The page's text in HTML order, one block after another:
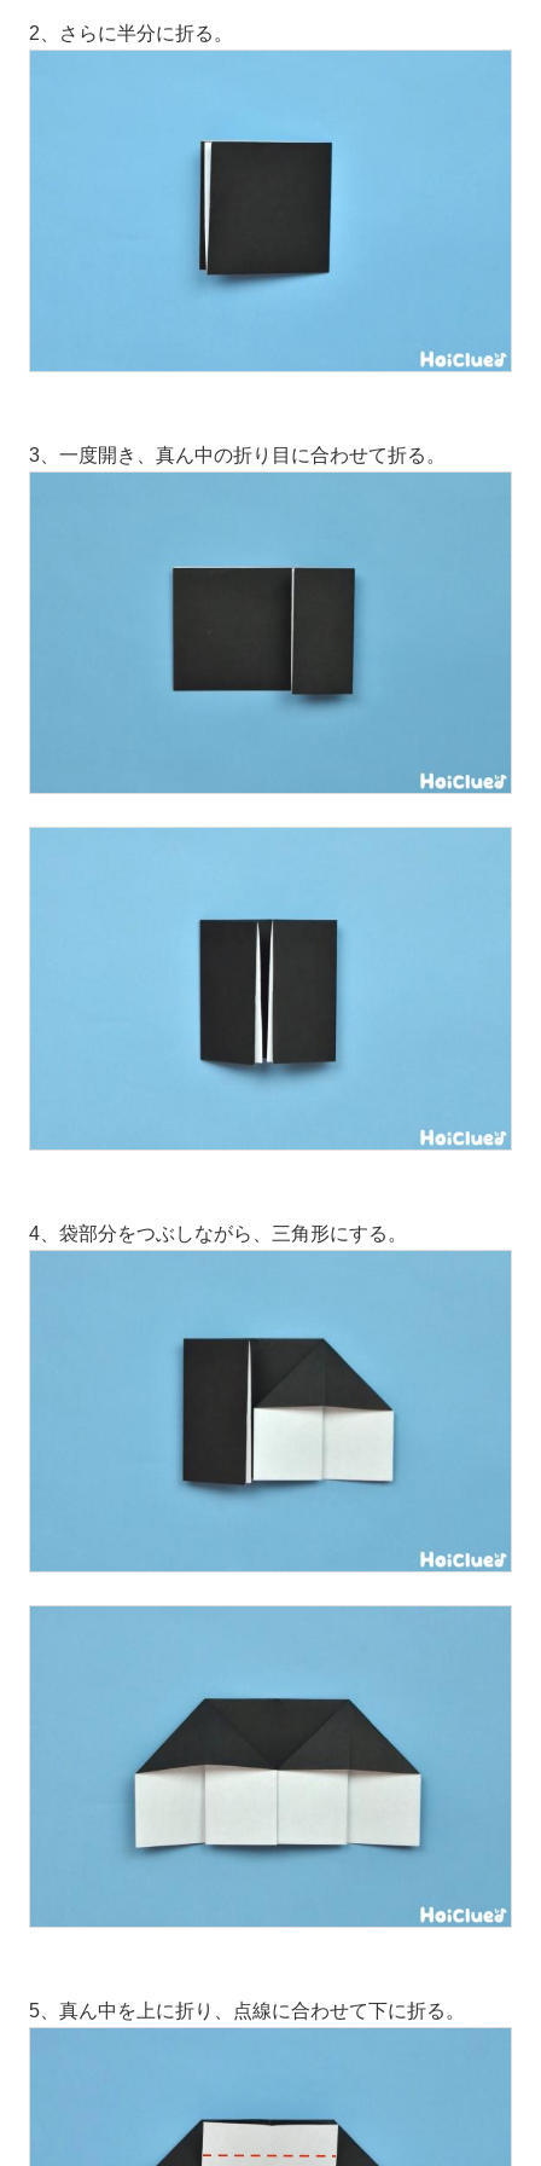
2、さらに半分に折る。
3、一度開き、真ん中の折り目に合わせて折る。
4、袋部分をつぶしながら、三角形にする。
5、真ん中を上に折り、点線に合わせて下に折る。